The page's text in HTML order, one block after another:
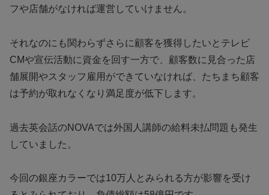
フや店舗がなければ運営していけません。
それなのにも関わらずさらに顧客を獲得したいとテレビ
CMや宣伝活動に資金を回す一方で、顧客数に見合った店
舗展開やスタッフ雇用ができていなければ、たちまち顧客
は予約が取れなくなり満足度が低下します。
過去英会話のNOVAでは外国人講師の給料未払問題も発生
していました。
今回の銀座カラーでは10万人とみられる方が影響を受け